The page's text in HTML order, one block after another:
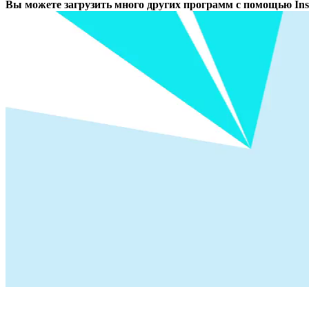
Вы можете загрузить много других программ с помощью